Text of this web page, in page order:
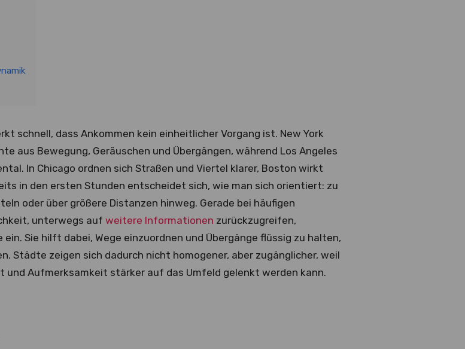
schnell, dass Ankommen kein einheitlicher Vorgang ist. New York
aus Bewegung, Geräuschen und Übergängen, während Los Angeles
In Chicago ordnen sich Straßen und Viertel klarer, Boston wirkt
in den ersten Stunden entscheidet sich, wie man sich orientiert: zu
oder über größere Distanzen hinweg. Gerade bei häufigen
unterwegs auf weitere Informationen zurückzugreifen,
Sie hilft dabei, Wege einzuordnen und Übergänge flüssig zu halten,
Städte zeigen sich dadurch nicht homogener, aber zugänglicher, weil
und Aufmerksamkeit stärker auf das Umfeld gelenkt werden kann.